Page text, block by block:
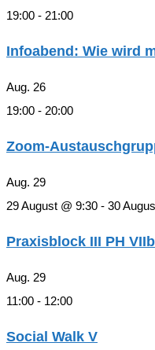
19:00 - 21:00
Infoabend: Wie wird
Aug. 26
19:00 - 20:00
Zoom-
Aug. 29
29 August @ 9:30 - 30
Praxisblock III PH VIIb
Aug. 29
11:00 - 12:00
Social Walk V